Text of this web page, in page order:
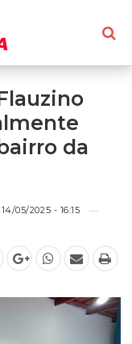
da
05/2025 - 16:15